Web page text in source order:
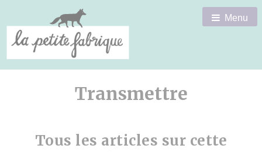
Menu
Transmettre
Tous les articles sur cette